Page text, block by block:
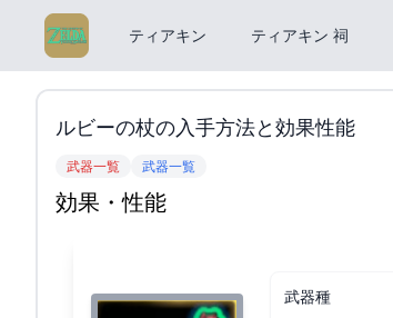
ティアキン ティアキン 祠
ルビーの杖の入手方法と効果性能
武器一覧 武器一覧
効果・性能
武器種